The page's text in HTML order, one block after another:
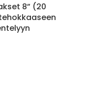
8” (20